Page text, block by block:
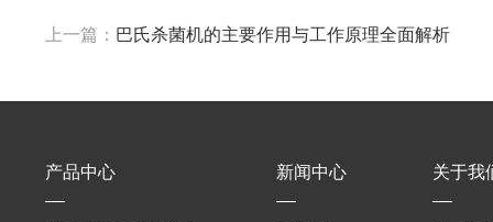
上一篇： 巴氏杀菌机的主要作用与工作原理全面解析
产品中心 新闻中心 关于我